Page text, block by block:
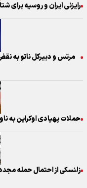
رایزنی ایران و روسیه برای
مرتس و دبیرکل ناتو به
حملات پهپادی اوکراین به
زلنسکی از احتمال حمله